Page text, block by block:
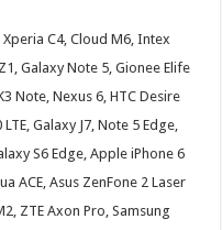
C4, Cloud M6, Intex
Galaxy Note 5, Gionee Elife
Note, Nexus 6, HTC Desire
Galaxy J7, Note 5 Edge,
S6 Edge, Apple iPhone 6
ACE, Asus ZenFone 2 Laser
ZTE Axon Pro, Samsung